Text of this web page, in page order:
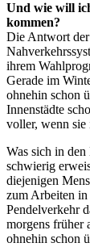
Und wie will
kommen?
Die Antwort
ihrem
Gerade im
ohnehin schon
Innenstädte
voller, wenn sie
Was sich in
schwierig
diejenigen
zum Arbeiten in
Pendelverkehr
morgens früher
ohnehin schon